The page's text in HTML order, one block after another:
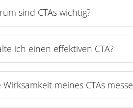
sind CTAs wichtig?
ich einen effektiven CTA?
meines CTAs